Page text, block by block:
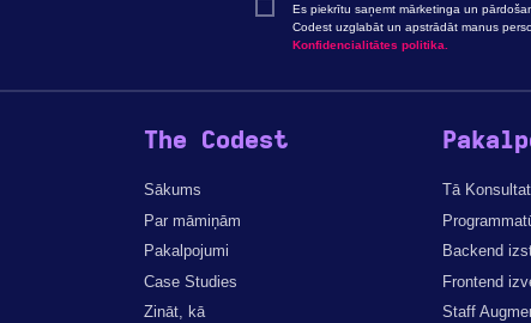
Es piekrītu saņemt mārketinga un
Codest uzglabāt un apstrādāt manus
Konfidencialitātes politika.
The Codest
Sākums
Par māmiņām
Pakalpojumi
Case Studies
Zināt, kā
Tā
Backend
Frontend
Staff